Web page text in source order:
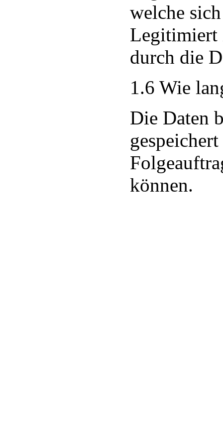
welche
Legitimiert
durch die
1.6 Wie
Die Daten
können.